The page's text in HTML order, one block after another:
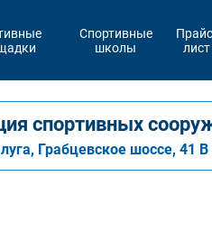
Спортивные
школы
лист
спортивных
Грабцевское шоссе, 41 В